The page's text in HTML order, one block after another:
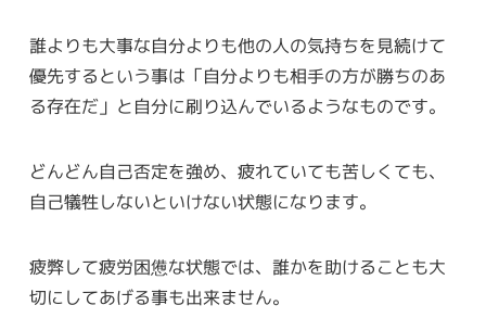
誰よりも大事な自分よりも他の人の気持ちを見続けて
優先するという事は「自分よりも相手の方が勝ちのあ
る存在だ」と自分に刷り込んでいるようなものです。
どんどん自己否定を強め、疲れていても苦しくても、
自己犠牲しないといけない状態になります。
疲弊して疲労困憊な状態では、誰かを助けることも大
切にしてあげる事も出来ません。